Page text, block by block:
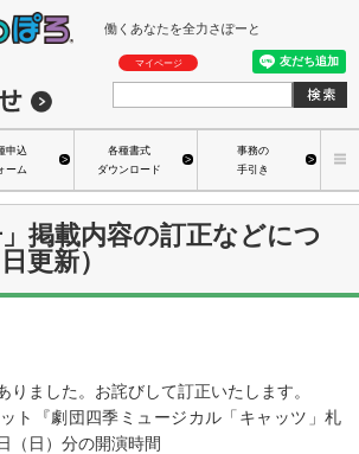
働くあなたを全力さぽーと
マイページ
申込
ーム
各種書式
ダウンロード
事務の
手引き
」掲載内容の訂正などにつ
更新）
ました。お詫びして訂正いたします。
ト『劇団四季ミュージカル「キャッツ」札
（日）分の開演時間